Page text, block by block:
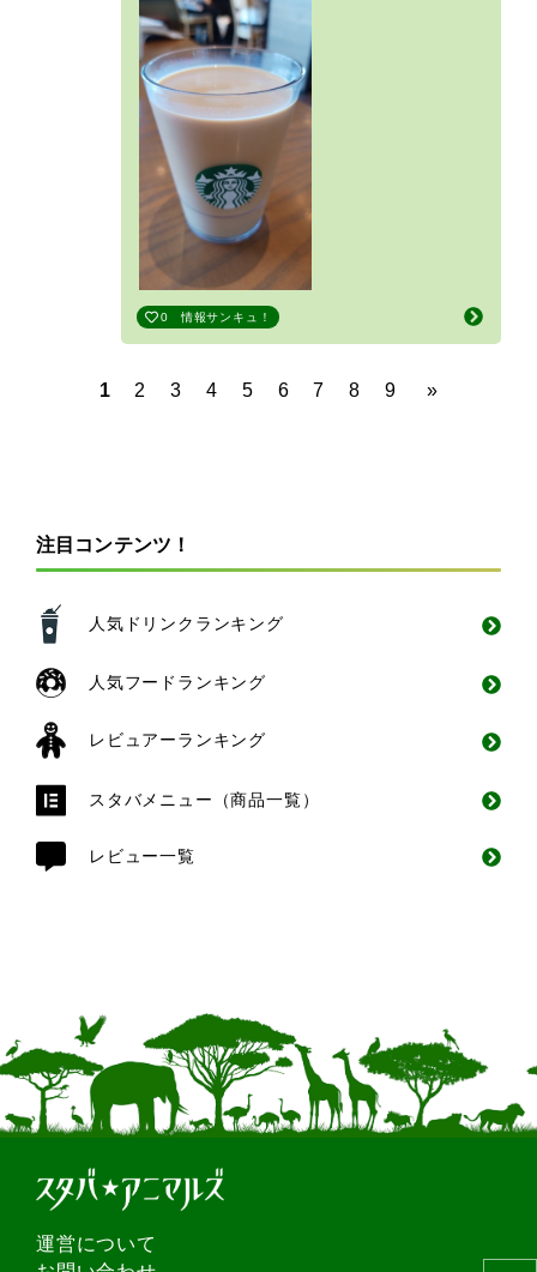
0 情報サンキュ！
1 2 3 4 5 6 7 8 9 »
注目コンテンツ！
人気ドリンクランキング
人気フードランキング
レビュアーランキング
スタバメニュー（商品一覧）
レビュー一覧
運営について